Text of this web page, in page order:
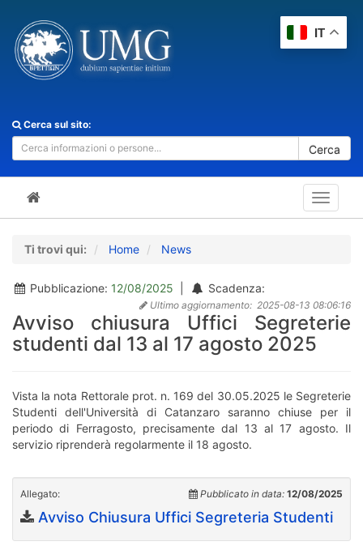
Cerca sul sito:
Cerca
Toggle
Ti trovi qui: Home News
Pubblicazione: 12/08/2025 Scadenza:
Ultimo aggiornamento: 2025-08-13 08:06:16
Avviso chiusura Uffici Segreterie
studenti dal 13 al 17 agosto 2025
Vista la nota Rettorale prot. n. 169 del 30.05.2025 le Segreterie
Studenti dell'Università di Catanzaro saranno chiuse per il
periodo di Ferragosto, precisamente dal 13 al 17 agosto. Il
servizio riprenderà regolarmente il 18 agosto.
Allegato: Pubblicato in data: 12/08/2025
Avviso Chiusura Uffici Segreteria Studenti
IT